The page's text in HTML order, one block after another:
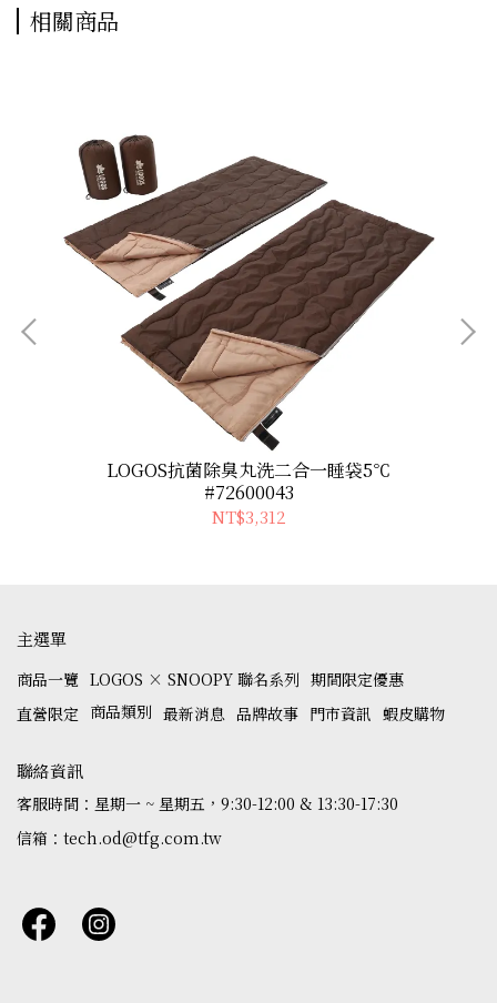
相關商品
LOGOS抗菌除臭丸洗二合一睡袋5℃
#72600043
NT$3,312
主選單
商品一覽 LOGOS × SNOOPY 聯名系列 期間限定優惠
直營限定 商品類別 最新消息 品牌故事 門市資訊 蝦皮購物
聯絡資訊
客服時間：星期一 ~ 星期五，9:30-12:00 & 13:30-17:30
信箱：tech.od@tfg.com.tw